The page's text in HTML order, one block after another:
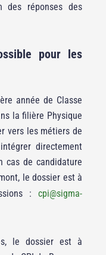
réponses des
pour les
année de Classe
la filière Physique
vers les métiers de
directement
cas de candidature
le dossier est à
: cpi@sigma-
le dossier est à